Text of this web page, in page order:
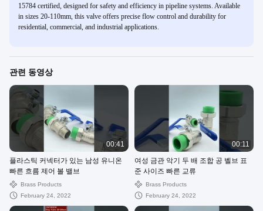
15784 certified, designed for safety and efficiency in pipeline systems. Available
in sizes 20-110mm, this valve offers precise flow control and durability for
residential, commercial, and industrial applications.
관련 동영상
00:41
플라스틱 커넥터가 있는 남성 유니온
빠른 흐름 제어 볼 밸브
Brass Products
February 24, 2022
00:11
여성 금관 악기 두 배 조합 공 벨브 표
준 사이즈 빠른 교류
Brass Products
February 24, 2022